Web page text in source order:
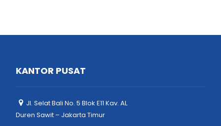
KANTOR PUSAT
Jl. Selat Bali No. 5 Blok E11 Kav. AL
Duren Sawit – Jakarta Timur